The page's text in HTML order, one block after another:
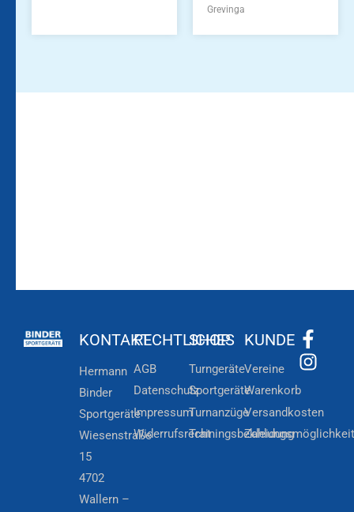
Grevinga
KONTAKT
Hermann
Binder
Sportgeräte
Wiesenstraße
15
4702
Wallern –
RECHTLICHES
AGB
Datenschutz
Impressum
Widerrufsrecht
SHOP
Turngeräte
Sportgeräte
Turnanzüge
Trainingsbekleidung
KUNDE
Vereine
Warenkorb
Versandkosten